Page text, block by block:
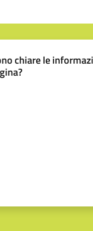
chiare le